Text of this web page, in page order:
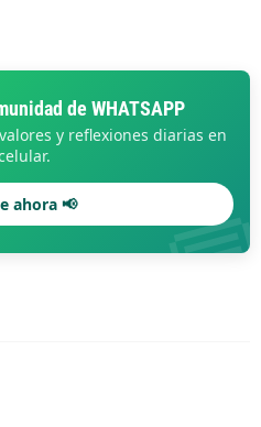
de WHATSAPP
y reflexiones diarias en
ahora 📢